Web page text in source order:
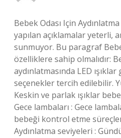
Bebek Odası Için
yapılan açıklamalar yeterli,
sunmuyor. Bu paragraf
özelliklere sahip olmalıdır:
aydınlatmasında LED
seçenekler tercih edilebilir.
Keskin ve parlak ışıklar
Gece lambaları : Gece
bebeği kontrol etme
Aydınlatma seviyeleri :